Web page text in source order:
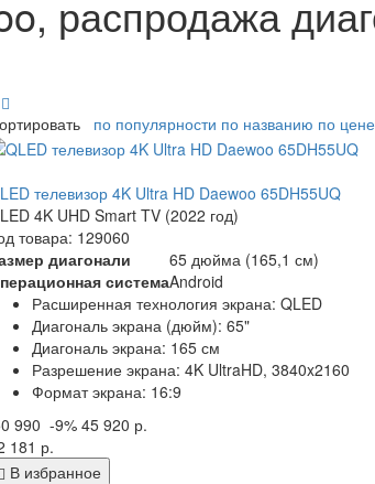
распродажа
по популярности по названию по цене
телевизор 4K Ultra HD Daewoo 65DH55UQ
4K UHD Smart TV (2022 год)
товара: 129060
диагонали
65 дюйма (165,1 см)
системаAndroid
Расширенная технология экрана: QLED
Диагональ экрана (дюйм): 65"
Диагональ экрана: 165 см
Разрешение экрана: 4K UltraHD, 3840x2160
Формат экрана: 16:9
990 -9% 45 920 р.
181 р.
В избранное